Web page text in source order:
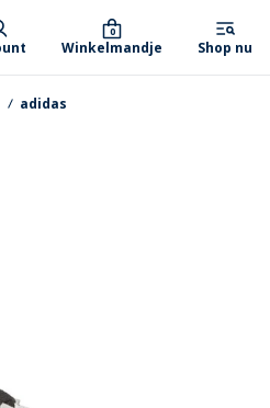
Winkelmandje
0
Shop nu
adidas